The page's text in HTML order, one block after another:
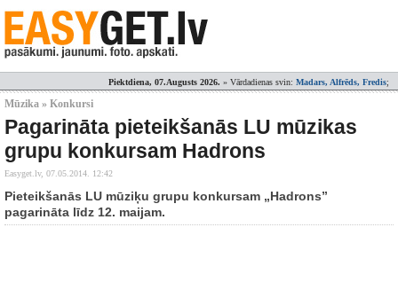
Piektdiena, 07.Augusts 2026. » Vārdadienas svin: Madars, Alfrēds, Fredis;
Mūzika » Konkursi
Pagarināta pieteikšanās LU mūzikas
grupu konkursam Hadrons
Easyget.lv, 07.05.2014. 12:42
Pieteikšanās LU mūziķu grupu konkursam „Hadrons”
pagarināta līdz 12. maijam.